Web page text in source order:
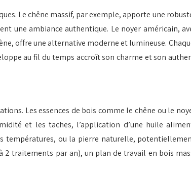
Le chêne massif, par exemple, apporte une
une ambiance authentique. Le noyer américain,
offre une alternative moderne et lumineuse.
au fil du temps accroît son charme et son
Les essences de bois comme le chêne ou le
et les taches, l’application d’une huile
températures, ou la pierre naturelle,
traitements par an), un plan de travail en bois